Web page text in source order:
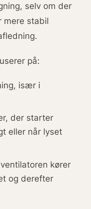
selv om der
mere stabil
på:
især i
der starter
eller når lyset
kører
og derefter